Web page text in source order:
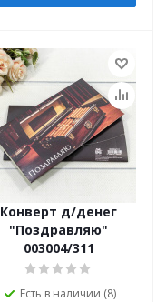
Конверт д/денег
"Поздравляю"
003004/311
Есть в наличии (8)